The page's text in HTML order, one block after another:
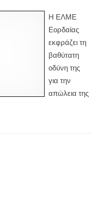
Η ΕΛΜΕ
Εορδαίας
εκφράζει τη
βαθύτατη
οδύνη της
για την
απώλεια της